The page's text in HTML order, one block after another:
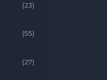
(23)
(55)
(27)